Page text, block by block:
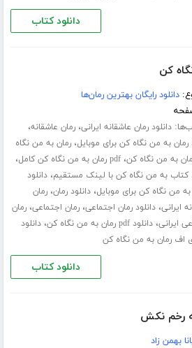
دانلود کتاب
کن
دانلود رایگان بهترین رمان‌ها
دانلود رمان عاشقانه ایرانی،رمان عاشقانه،
رمان به من نگاه کن برای موبایل،رمان به من نگاه
به من نگاه کن،pdf رمان به من نگاه کن کامل ،
کتاب به من نگاه کن با لینک مستقیم،دانلود
من نگاه کن برای موبایل،دانلود رمان،رمان
ایرانی،دانلود رمان اجتماعی،رمان اجتماعی،رمان
ایرانی،دانلود pdf رمان به من نگاه کن ،دانلود
اف رمان به من نگاه کن
دانلود کتاب
رخم نکش
بهمن زاد